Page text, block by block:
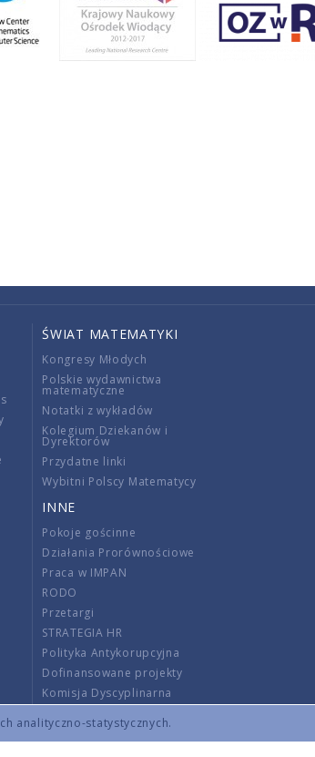
analityczno-statystycznych.
ŚWIAT MATEMATYKI
Kongresy Młodych
Polskie wydawnictwa
matematyczne
Notatki z wykładów
Kolegium Dziekanów i
Dyrektorów
Przydatne linki
Wybitni Polscy Matematycy
INNE
Pokoje gościnne
Działania Prorównościowe
Praca w IMPAN
RODO
Przetargi
STRATEGIA HR
Polityka Antykorupcyjna
Dofinansowane projekty
Komisja Dyscyplinarna
Wnoszenie opłat